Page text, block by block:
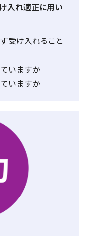
入れ適正に用い
受け入れること
いますか
いますか